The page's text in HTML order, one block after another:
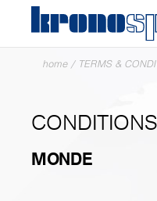
home / TERMS &
MONDE